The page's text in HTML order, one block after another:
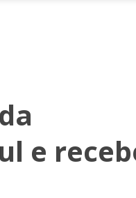
e